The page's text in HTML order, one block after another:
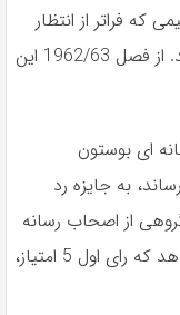
که فراتر از انتظار
ظاهر شده است، این جایزه را کسب می کند. از فصل 1962/63 این
ای بوستون
سلتیکس که این تیم را به 9 قهرمانی NBA رساند، به جایزه رد
از اصحاب رسانه
انتخاب می شود. هر رای دهنده 3 رای می دهد که رای اول 5 امتیاز،